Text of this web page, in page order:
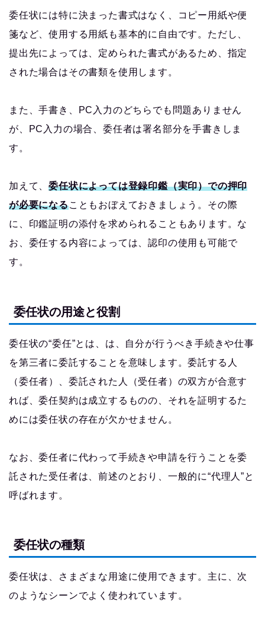
委任状には特に決まった書式はなく、コピー用紙や便
箋など、使用する用紙も基本的に自由です。ただし、
提出先によっては、定められた書式があるため、指定
された場合はその書類を使用します。
また、手書き、PC入力のどちらでも問題ありません
が、PC入力の場合、委任者は署名部分を手書きしま
す。
加えて、委任状によっては登録印鑑（実印）での押印
が必要になることもおぼえておきましょう。その際
に、印鑑証明の添付を求められることもあります。な
お、委任する内容によっては、認印の使用も可能で
す。
委任状の用途と役割
委任状の“委任”とは、は、自分が行うべき手続きや仕事
を第三者に委託することを意味します。委託する人
（委任者）、委託された人（受任者）の双方が合意す
れば、委任契約は成立するものの、それを証明するた
めには委任状の存在が欠かせません。
なお、委任者に代わって手続きや申請を行うことを委
託された受任者は、前述のとおり、一般的に“代理人”と
呼ばれます。
委任状の種類
委任状は、さまざまな用途に使用できます。主に、次
のようなシーンでよく使われています。